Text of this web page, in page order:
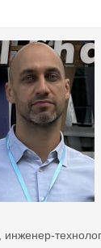
инженер-